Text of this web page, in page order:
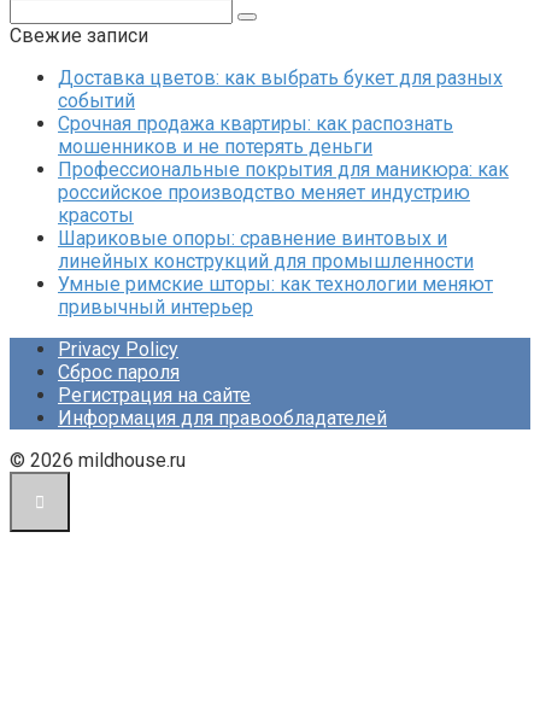
Свежие записи
Доставка цветов: как выбрать букет для разных
событий
Срочная продажа квартиры: как распознать
мошенников и не потерять деньги
Профессиональные покрытия для маникюра: как
российское производство меняет индустрию
красоты
Шариковые опоры: сравнение винтовых и
линейных конструкций для промышленности
Умные римские шторы: как технологии меняют
привычный интерьер
Privacy Policy
Сброс пароля
Регистрация на сайте
Информация для правообладателей
© 2026 mildhouse.ru